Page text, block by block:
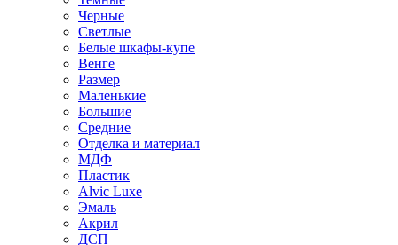
Черные
Светлые
Белые шкафы-купе
Венге
Размер
Маленькие
Большие
Средние
Отделка и материал
МДФ
Пластик
Alvic Luxe
Эмаль
Акрил
ДСП